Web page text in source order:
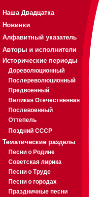
Наша Двадцатка
Новинки
Алфавитный указатель
Авторы и исполнители
Исторические периоды
Дореволюционный
Послереволюционный
Предвоенный
Великая Отечественная
Послевоенный
Оттепель
Поздний СССР
Тематические разделы
Песни о Родине
Советская лирика
Песни о Труде
Песни о городах
Праздничные песни